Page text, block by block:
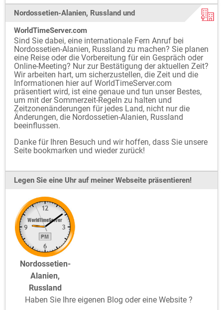
Nordossetien-Alanien, Russland und
WorldTimeServer.com
Sind Sie dabei, eine internationale Fern Anruf bei
Nordossetien-Alanien, Russland zu machen? Sie planen
eine Reise oder die Vorbereitung für ein Gespräch oder
Online-Meeting? Nur zur Bestätigung der aktuellen Zeit?
Wir arbeiten hart, um sicherzustellen, die Zeit und die
Informationen hier auf WorldTimeServer.com
präsentiert wird, ist eine genaue und tun unser Bestes,
um mit der Sommerzeit-Regeln zu halten und
Zeitzonenänderungen für jedes Land, nicht nur die
Änderungen, die Nordossetien-Alanien, Russland
beeinflussen.
Danke für Ihren Besuch und wir hoffen, dass Sie unsere
Seite bookmarken und wieder zurück!
Legen Sie eine Uhr auf meiner Webseite präsentieren!
Nordossetien-
Alanien,
Russland
Haben Sie Ihre eigenen Blog oder eine Website ?